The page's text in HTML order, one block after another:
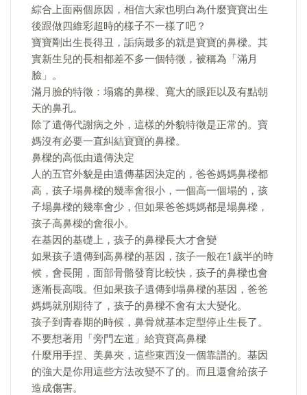
綜合上面兩個原因，相信大家也明白為什麼寶寶出生
後跟做四維彩超時的樣子不一樣了吧？
寶寶剛出生長得丑，詬病最多的就是寶寶的鼻樑。其
實新生兒的長相都差不多一個特徵，被稱為「滿月
臉」。
滿月臉的特徵：塌癟的鼻樑、寬大的眼距以及有點朝
天的鼻孔。
除了遺傳代謝病之外，這樣的外貌特徵是正常的。寶
媽沒有必要一直糾結寶寶的鼻樑。
鼻樑的高低由遺傳決定
人的五官外貌是由遺傳基因決定的，爸爸媽媽鼻樑都
高，孩子塌鼻樑的幾率會很小，一個高一個塌的，孩
子塌鼻樑的幾率會少，但如果爸爸媽媽都是塌鼻樑，
孩子高鼻樑的會很小。
在基因的基礎上，孩子的鼻樑長大才會變
如果孩子遺傳到高鼻樑的基因，孩子一般在1歲半的時
候，會長開，面部骨骼發育比較快，孩子的鼻樑也會
逐漸長高哦。但如果孩子遺傳到塌鼻樑的基因，爸爸
媽媽就別期待了，孩子的鼻樑不會有太大變化。
孩子到青春期的時候，鼻骨就基本定型停止生長了。
不要想著用「旁門左道」給寶寶高鼻樑
什麼用手捏、美鼻夾，這些東西沒一個靠譜的。基因
的強大是你用這些方法改變不了的。而且還會給孩子
造成傷害。